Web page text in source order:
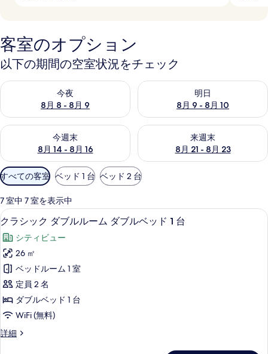
客室のオプション
以下の期間の空室状況をチェック
今夜
8月 8 - 8月 9
今夜 8月 8 - 8月 9 の空室状況をチェック
明日
8月 9 - 8月 10
明日 8月 9 - 8月 10 の空室状
今週末
8月 14 - 8月 16
今週末 8月 14 - 8月 16 の空室状況をチェック
来週末
8月 21 - 8月 23
来週末 8月 21 - 8月 23 の空室
利
用
可
能
な
客
室
の
絞
り
込
み
条
すべての客室 ベッド 1 台 ベッド 2 台
7 室中 7 室を表示中
ク
ラ
シ
ッ
ク
ダ
ブ
ル
ル
ミニバー、セーフティボックス (室
8
クラシック ダブルルーム ダブルベッド 1 台
シティビュー
26 ㎡
ベッドルーム 1 室
定員 2 名
ダブルベッド 1 台
WiFi (無料)
詳細
ク